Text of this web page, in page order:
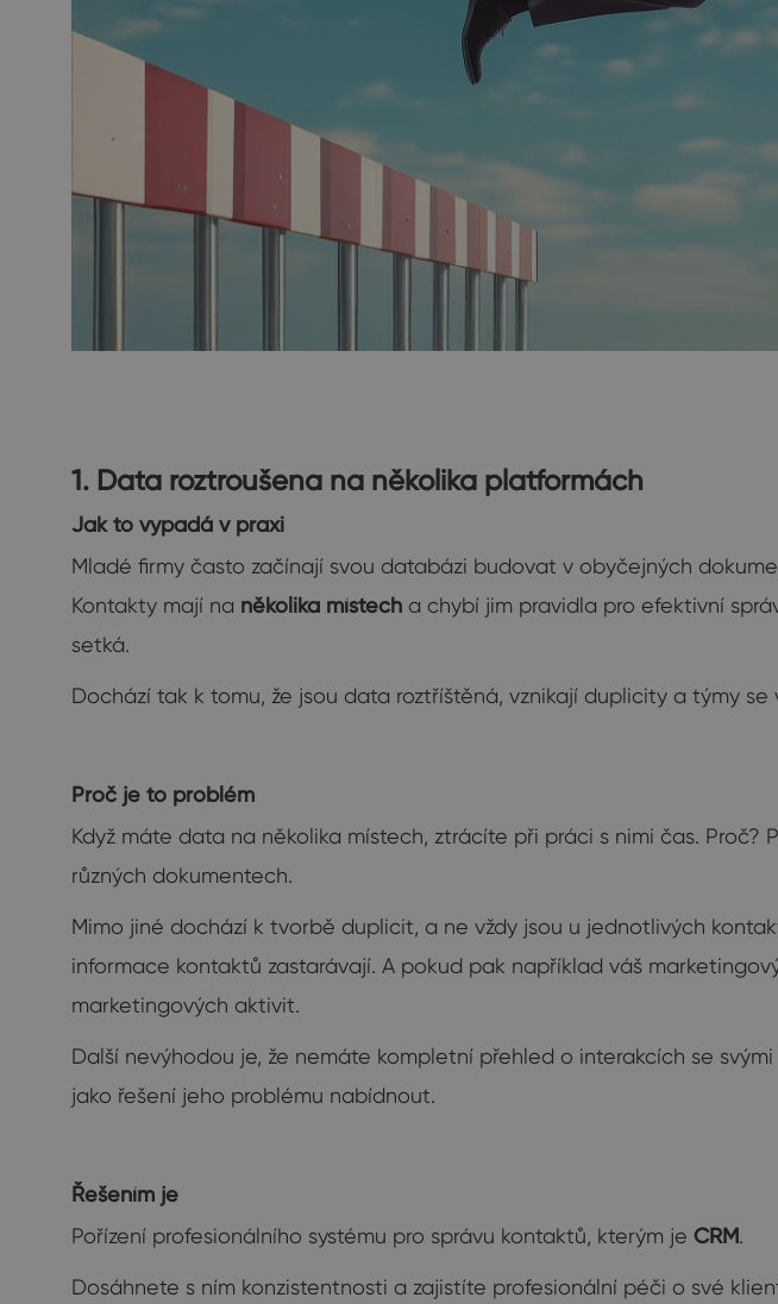
1. Data roztroušena na několika platformách
Jak to vypadá v praxi
Mladé firmy často začínají svou databázi budovat v obyčejných
Kontakty mají na několika místech a chybí jim pravidla pro efektivní
setká.
Dochází tak k tomu, že jsou data roztříštěná, vznikají duplicity a týmy
Proč je to problém
Když máte data na několika místech, ztrácíte při práci s nimi čas.
různých dokumentech.
Mimo jiné dochází k tvorbě duplicit, a ne vždy jsou u jednotlivých
informace kontaktů zastarávají. A pokud pak například váš
marketingových aktivit.
Další nevýhodou je, že nemáte kompletní přehled o interakcích se
jako řešení jeho problému nabídnout.
Řešením je
Pořízení profesionálního systému pro správu kontaktů, kterým je CRM.
Dosáhnete s ním konzistentnosti a zajistíte profesionální péči o své